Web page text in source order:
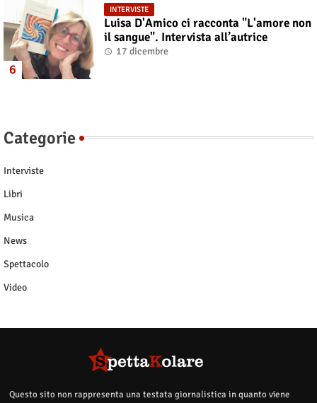
INTERVISTE
Luisa D'Amico ci racconta "L'amore non
il sangue". Intervista all’autrice
17 dicembre
Categorie
Interviste
Libri
Musica
News
Spettacolo
Video
Questo sito non rappresenta una testata giornalistica in quanto viene